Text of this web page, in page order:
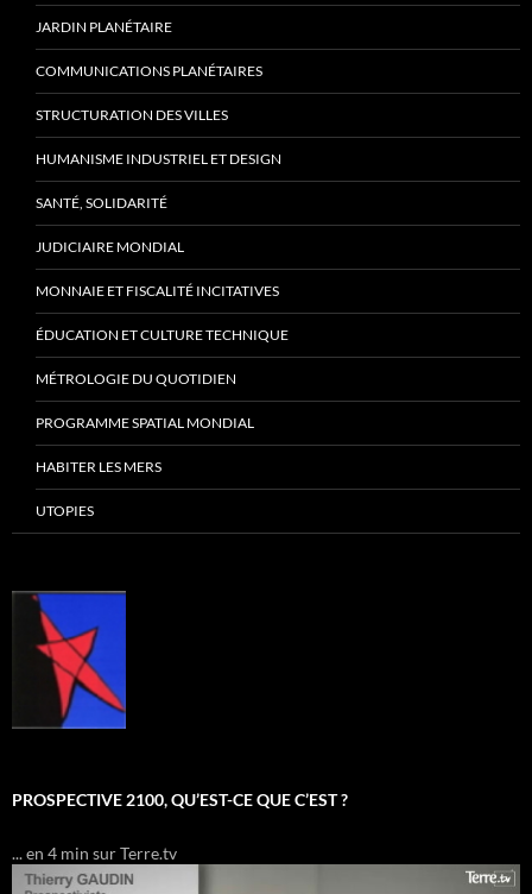
JARDIN PLANÉTAIRE
COMMUNICATIONS PLANÉTAIRES
STRUCTURATION DES VILLES
HUMANISME INDUSTRIEL ET DESIGN
SANTÉ, SOLIDARITÉ
JUDICIAIRE MONDIAL
MONNAIE ET FISCALITÉ INCITATIVES
ÉDUCATION ET CULTURE TECHNIQUE
MÉTROLOGIE DU QUOTIDIEN
PROGRAMME SPATIAL MONDIAL
HABITER LES MERS
UTOPIES
PROSPECTIVE 2100, QU’EST-CE QUE C’EST ?
... en 4 min sur Terre.tv